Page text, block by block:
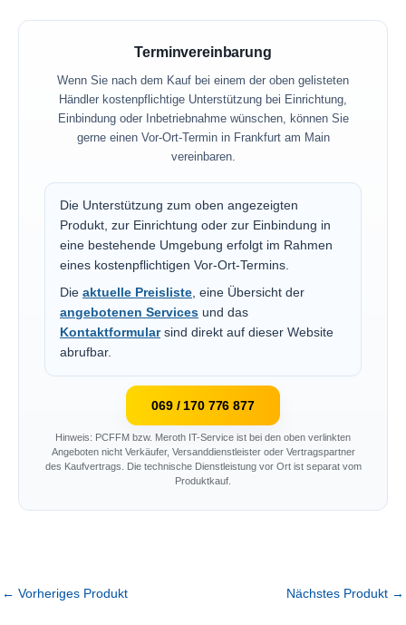
Terminvereinbarung
Wenn Sie nach dem Kauf bei einem der oben gelisteten
Händler kostenpflichtige Unterstützung bei Einrichtung,
Einbindung oder Inbetriebnahme wünschen, können Sie
gerne einen Vor-Ort-Termin in Frankfurt am Main
vereinbaren.
Die Unterstützung zum oben angezeigten
Produkt, zur Einrichtung oder zur Einbindung in
eine bestehende Umgebung erfolgt im Rahmen
eines kostenpflichtigen Vor-Ort-Termins.
Die aktuelle Preisliste , eine Übersicht der
angebotenen Services und das
Kontaktformularsind direkt auf dieser Website
abrufbar.
069 / 170 776 877
Hinweis: PCFFM bzw. Meroth IT-Service ist bei den oben verlinkten
Angeboten nicht Verkäufer, Versanddienstleister oder Vertragspartner
des Kaufvertrags. Die technische Dienstleistung vor Ort ist separat vom
Produktkauf.
← Vorheriges Produkt Nächstes Produkt →